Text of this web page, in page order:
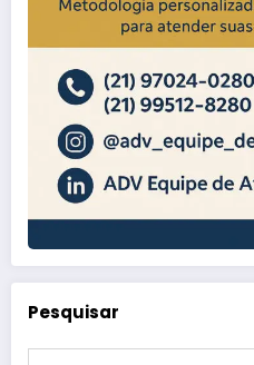
Pesquisar